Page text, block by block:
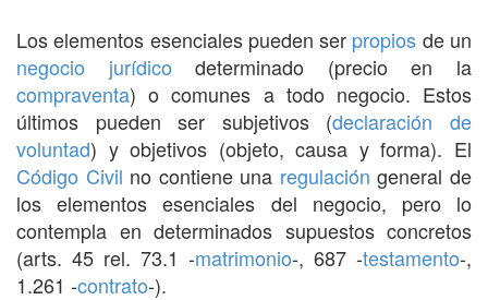
Los elementos esenciales pueden ser propios de un
negocio jurídico determinado (precio en la
compraventa) o comunes a todo negocio. Estos
últimos pueden ser subjetivos (declaración de
voluntad) y objetivos (objeto, causa y forma). El
Código Civil no contiene una regulación general de
los elementos esenciales del negocio, pero lo
contempla en determinados supuestos concretos
(arts. 45 rel. 73.1 -matrimonio-, 687 -testamento-,
1.261 -contrato-).